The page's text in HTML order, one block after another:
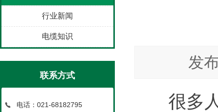
行业新闻
电缆知识
联系方式
电话：021-68182795
发
很多人